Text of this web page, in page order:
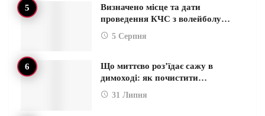
Визначено місце та дати
проведення КЧС з волейболу…
5 Серпня
Що миттєво роз’їдає сажу в
димоході: як почистити…
31 Липня